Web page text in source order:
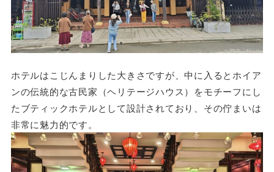
ホテルはこじんまりした大きさですが、中に入るとホイア
ンの伝統的な古民家（ヘリテージハウス）をモチーフにし
たブティックホテルとして設計されており、その佇まいは
非常に魅力的です。